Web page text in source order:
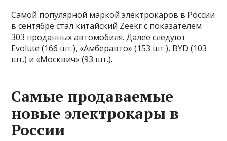
Самой популярной маркой электрокаров в России
в сентябре стал китайский Zeekr с показателем
303 проданных автомобиля. Далее следуют
Evolute (166 шт.), «Амберавто» (153 шт.), BYD (103
шт.) и «Москвич» (93 шт.).
Самые продаваемые
новые электрокары в
России